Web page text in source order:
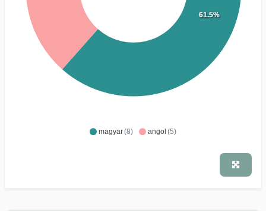
magyar(8) angol (5)
61.5%